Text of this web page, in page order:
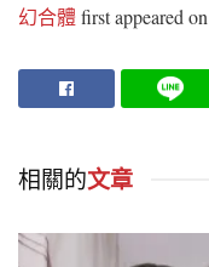
幻合體 first appeared on
相關的文章